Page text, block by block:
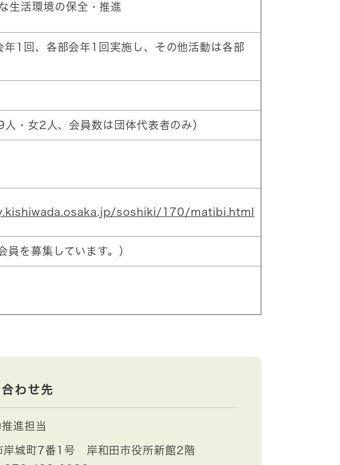
生活環境の保全・推進
年1回、各部会年1回実施し、その他活動は各部
・女2人、会員数は団体代表者のみ）
soshiki/170/matibi.html
員を募集しています。）
わせ先
進担当
岸城町7番1号 岸和田市役所新館2階